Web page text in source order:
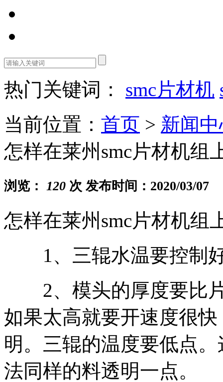
热门关键词： smc片材机
当前位置： 首页 > 新闻
怎样在莱州smc片材机组
浏览： 120 次 发布时间：2020/03/07
怎样在莱州smc片材机组
1、三辊水温要控制
2、模头的厚度要比片
如果太高就要开速度很
明。三辊的温度要低点
法同样的料透明一点。